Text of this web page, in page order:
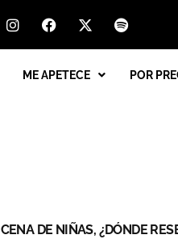
ME APETECE POR
CENA DE NIÑAS, ¿DÓNDE